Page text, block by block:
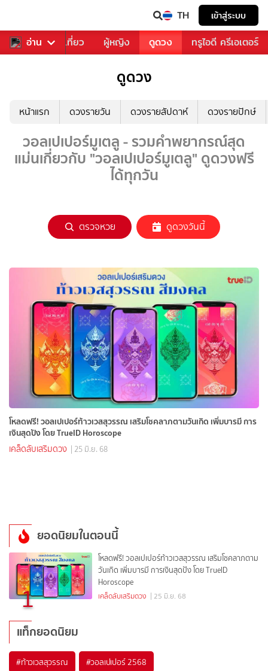
TH เข้าสู่ระบบ
อ่าน
อาหาร ท่องเที่ยว ผู้หญิง ดูดวง ทรูไอดี ครีเอเตอร์
ดูดวง
หน้าแรก ดวงรายวัน ดวงรายสัปดาห์ ดวงรายปักษ์
วอลเปเปอร์มูเตลู - รวมคำพยากรณ์สุด
แม่นเกี่ยวกับ "วอลเปเปอร์มูเตลู" ดูดวงฟรี
ได้ทุกวัน
ตรวจหวย ดูดวงวันนี้
โหลดฟรี! วอลเปเปอร์ท้าวเวสสุวรรณ เสริมโชคลาภตามวันเกิด เพิ่มบารมี การ
เงินสุดปัง โดย TrueID Horoscope
เคล็ดลับเสริมดวง | 25 มิ.ย. 68
ยอดนิยมในตอนนี้
1
โหลดฟรี! วอลเปเปอร์ท้าวเวสสุวรรณ เสริมโชคลาภตาม
วันเกิด เพิ่มบารมี การเงินสุดปัง โดย TrueID
Horoscope
เคล็ดลับเสริมดวง | 25 มิ.ย. 68
แท็กยอดนิยม
#ท้าวเวสสุวรรณ #วอลเปเปอร์ 2568